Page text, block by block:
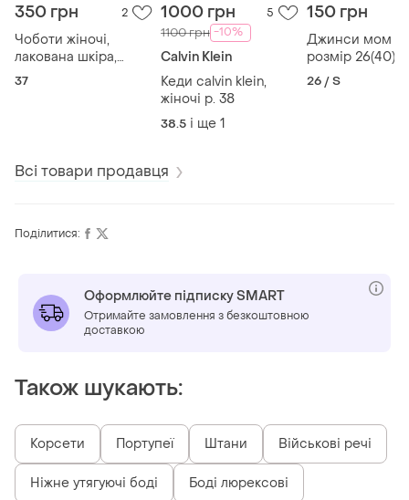
350 грн 2
Чоботи жіночі,
лакована шкіра,
розмір 37
37
1000 грн 5
1100 грн -10%
Calvin Klein
Кеди calvin klein,
жіночі р. 38
38.5 і ще 1
150 грн
Джинси мом ,
розмір 26(40)
26 / S
Всі товари продавця
Поділитися:
Оформлюйте підписку SMART
Отримайте замовлення з безкоштовною
доставкою
Також шукають:
Корсети Портупеї Штани Військові речі
Ніжне утягуючі боді Боді люрексові